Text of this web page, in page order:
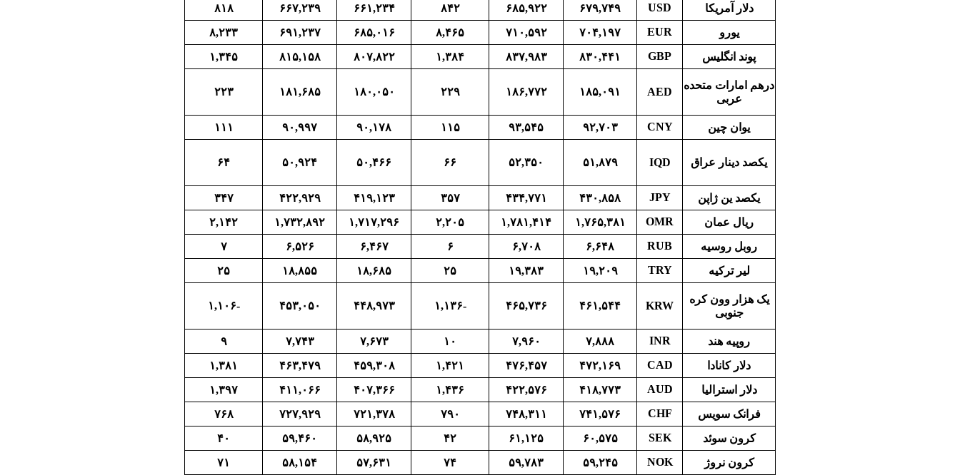
دلار آمریکا USD ۶۷۹,۷۴۹ ۶۸۵,۹۲۲ ۸۴۲ ۶۶۱,۲۳۴ ۶۶۷,۲۳۹
۸۱۸
یورو
EUR ۷۰۴,۱۹۷ ۷۱۰,۵۹۲ ۸,۴۶۵ ۶۸۵,۰۱۶ ۶۹۱,۲۳۷
۸,۲۳۳
پوند انگلیس
GBP ۸۳۰,۴۴۱ ۸۳۷,۹۸۳ ۱,۳۸۴ ۸۰۷,۸۲۲ ۸۱۵,۱۵۸ ۱,۳۴۵
درهم امارات متحده
عربی
AED ۱۸۵,۰۹۱ ۱۸۶,۷۷۲ ۲۲۹ ۱۸۰,۰۵۰ ۱۸۱,۶۸۵ ۲۲۳
یوان چین CNY ۹۲,۷۰۳ ۹۳,۵۴۵ ۱۱۵ ۹۰,۱۷۸ ۹۰,۹۹۷ ۱۱۱
یکصد دینار عراق IQD ۵۱,۸۷۹ ۵۲,۳۵۰ ۶۶ ۵۰,۴۶۶ ۵۰,۹۲۴ ۶۴
یکصد ین ژاپن JPY ۴۳۰,۸۵۸ ۴۳۴,۷۷۱ ۳۵۷ ۴۱۹,۱۲۳ ۴۲۲,۹۲۹
۳۴۷
ریال عمان
OMR ۱,۷۶۵,۳۸۱ ۱,۷۸۱,۴۱۴ ۲,۲۰۵ ۱,۷۱۷,۲۹۶ ۱,۷۳۲,۸۹۲
۲,۱۴۲
روبل روسیه
RUB ۶,۶۴۸ ۶,۷۰۸ ۶ ۶,۴۶۷ ۶,۵۲۶
۷
لیر ترکیه
TRY ۱۹,۲۰۹ ۱۹,۳۸۳ ۲۵ ۱۸,۶۸۵ ۱۸,۸۵۵ ۲۵
یک هزاروون کره
جنوبی
KRW ۴۶۱,۵۴۴ ۴۶۵,۷۳۶ -۱,۱۳۶ ۴۴۸,۹۷۳ ۴۵۳,۰۵۰ -۱,۱۰۶
روپیه هند INR ۷,۸۸۸ ۷,۹۶۰ ۱۰ ۷,۶۷۳ ۷,۷۴۳
۹
دلار کانادا
CAD ۴۷۲,۱۶۹ ۴۷۶,۴۵۷ ۱,۴۲۱ ۴۵۹,۳۰۸ ۴۶۳,۴۷۹
۱,۳۸۱
دلار استرالیا
AUD ۴۱۸,۷۷۳ ۴۲۲,۵۷۶ ۱,۴۳۶ ۴۰۷,۳۶۶ ۴۱۱,۰۶۶
۱,۳۹۷
فرانکسویس CHF ۷۴۱,۵۷۶ ۷۴۸,۳۱۱ ۷۹۰ ۷۲۱,۳۷۸ ۷۲۷,۹۲۹
۷۶۸
کرون سوئد
SEK ۶۰,۵۷۵ ۶۱,۱۲۵ ۴۲ ۵۸,۹۲۵ ۵۹,۴۶۰
۴۰
کرون نروژ
NOK ۵۹,۲۴۵ ۵۹,۷۸۳ ۷۴ ۵۷,۶۳۱ ۵۸,۱۵۴
۷۱